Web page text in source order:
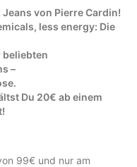
von Pierre Cardin!
less energy: Die
beliebten
–
Du 20€ ab einem
99€ und nur am